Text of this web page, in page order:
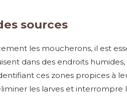
sources
les moucherons, il est
dans des endroits
ces zones propices à
les larves et interrompre